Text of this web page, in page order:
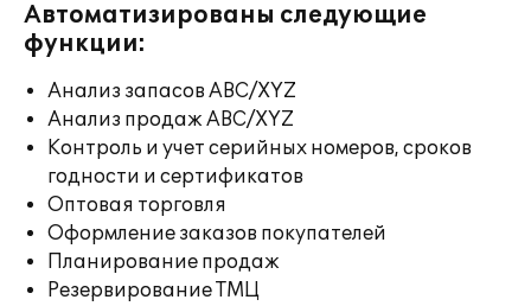
Автоматизированы следующие
функции:
Анализ запасов ABC/XYZ
Анализ продаж ABC/XYZ
Контроль и учет серийных номеров, сроков
годности и сертификатов
Оптовая торговля
Оформление заказов покупателей
Планирование продаж
Резервирование ТМЦ